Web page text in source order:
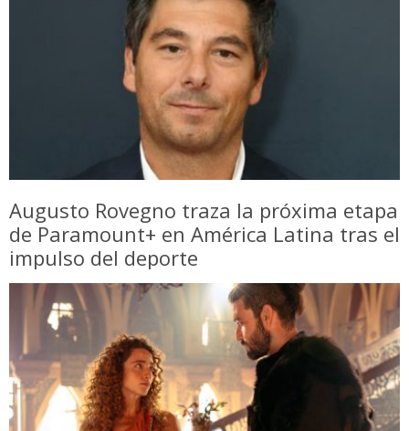
Augusto Rovegno traza la próxima etapa
de Paramount+ en América Latina tras el
impulso del deporte